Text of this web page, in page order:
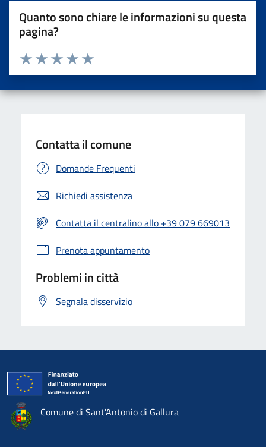
Quanto sono chiare le informazioni su questa
pagina?
Valuta da 1 a 5 stelle la pagina
Valuta 5 stelle su 5
Valuta 4 stelle su 5
Valuta 3 stelle su 5
Valuta 2 stelle su 5
Valuta una stella su 5
Contatta il comune
Domande Frequenti
Richiedi assistenza
Contatta il centralino allo +39 079 669013
Prenota appuntamento
Problemi in città
Segnala disservizio
Comune di Sant'Antonio di Gallura